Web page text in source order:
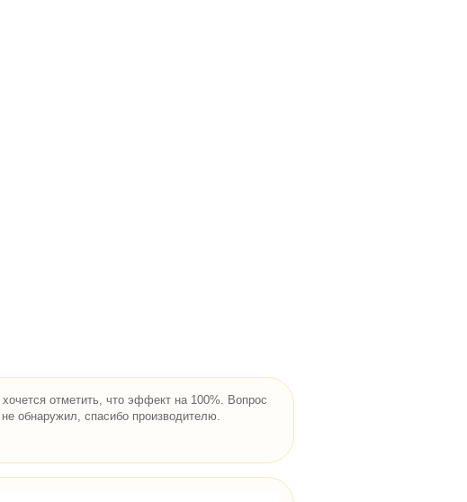
отметить, что эффект на 100%. Вопрос
обнаружил, спасибо производителю.